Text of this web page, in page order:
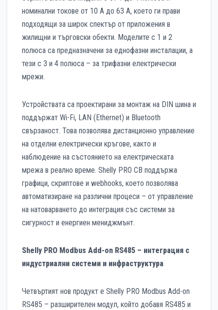
номинални токове от 10 A до 63 A, което ги прави
подходящи за широк спектър от приложения в
жилищни и търговски обекти. Моделите с 1 и 2
полюса са предназначени за еднофазни инсталации, а
тези с 3 и 4 полюса – за трифазни електрически
мрежи.
Устройствата са проектирани за монтаж на DIN шина и
поддържат Wi-Fi, LAN (Ethernet) и Bluetooth
свързаност. Това позволява дистанционно управление
на отделни електрически кръгове, както и
наблюдение на състоянието на електрическата
мрежа в реално време. Shelly PRO CB поддържа
графици, скриптове и webhooks, което позволява
автоматизиране на различни процеси – от управление
на натоварването до интеграция със системи за
сигурност и енергиен мениджмънт.
Shelly PRO Modbus Add-on RS485 – интеграция с
индустриални системи и инфраструктура
Четвъртият нов продукт е Shelly PRO Modbus Add-on
RS485 – разширителен модул, който добавя RS485 и